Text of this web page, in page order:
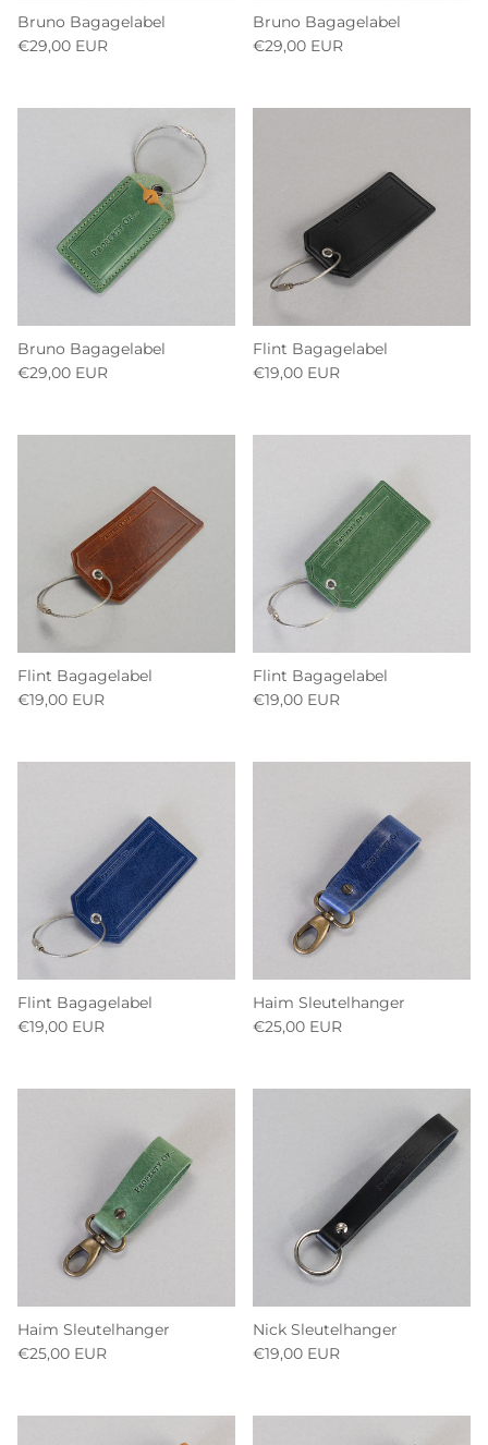
Bruno Bagagelabel
€29,00 EUR
Bruno Bagagelabel
€29,00 EUR
Bruno Bagagelabel
€29,00 EUR
Flint Bagagelabel
€19,00 EUR
Flint Bagagelabel
€19,00 EUR
Flint Bagagelabel
€19,00 EUR
Flint Bagagelabel
€19,00 EUR
Haim Sleutelhanger
€25,00 EUR
Haim Sleutelhanger
€25,00 EUR
Nick Sleutelhanger
€19,00 EUR